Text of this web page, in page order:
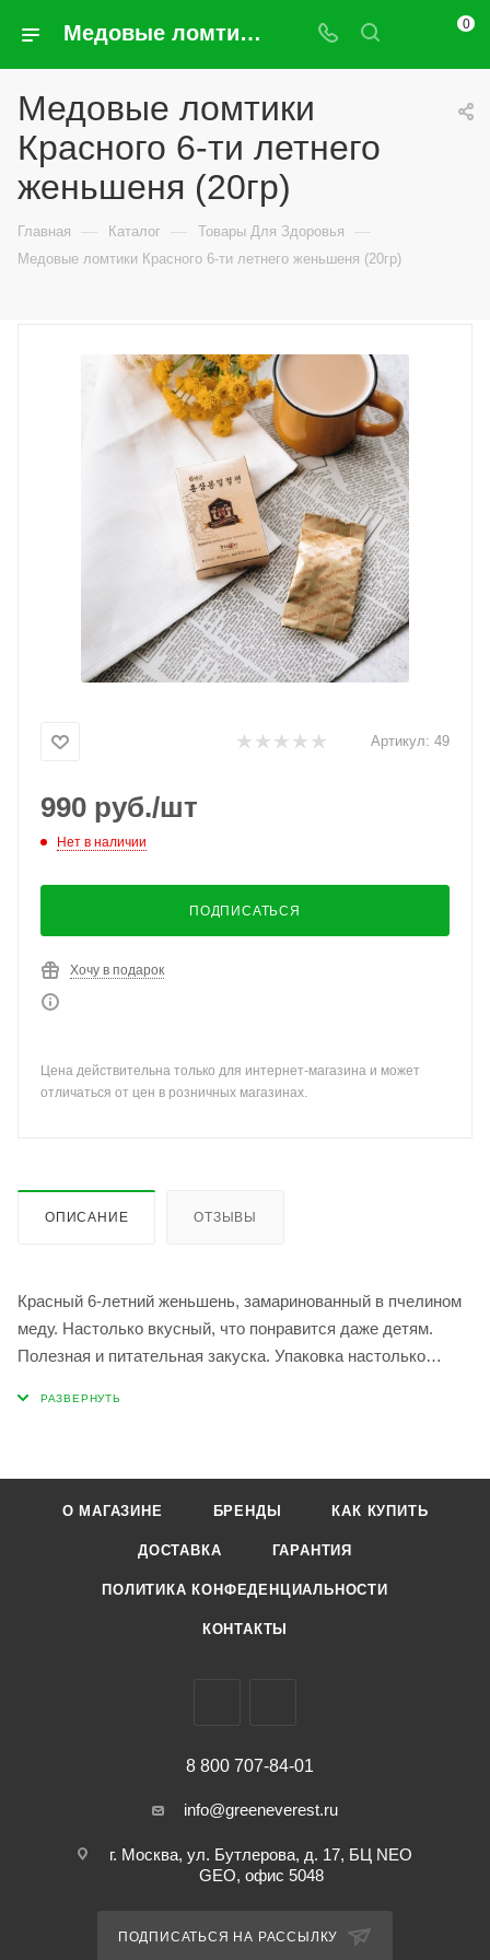
Медовые ломтики Красного 6-ти летнего женьшеня (20гр) 0
Медовые ломтики
Красного 6-ти летнего
женьшеня (20гр)
Главная — Каталог — Товары Для Здоровья —
Медовые ломтики Красного 6-ти летнего женьшеня (20гр)
Артикул: 49
990 руб./шт
Нет в наличии
ПОДПИСАТЬСЯ
Хочу в подарок
Цена действительна только для интернет-магазина и может
отличаться от цен в розничных магазинах.
ОПИСАНИЕ ОТЗЫВЫ
Красный 6-летний женьшень, замаринованный в пчелином
меду. Настолько вкусный, что понравится даже детям.
Полезная и питательная закуска. Упаковка настолько
О МАГАЗИНЕ БРЕНДЫ КАК КУПИТЬ
ДОСТАВКА ГАРАНТИЯ
ПОЛИТИКА КОНФЕДЕНЦИАЛЬНОСТИ
КОНТАКТЫ
8 800 707-84-01
info@greeneverest.ru
г. Москва, ул. Бутлерова, д. 17, БЦ NEO
GEO, офис 5048
ПОДПИСАТЬСЯ НА РАССЫЛКУ